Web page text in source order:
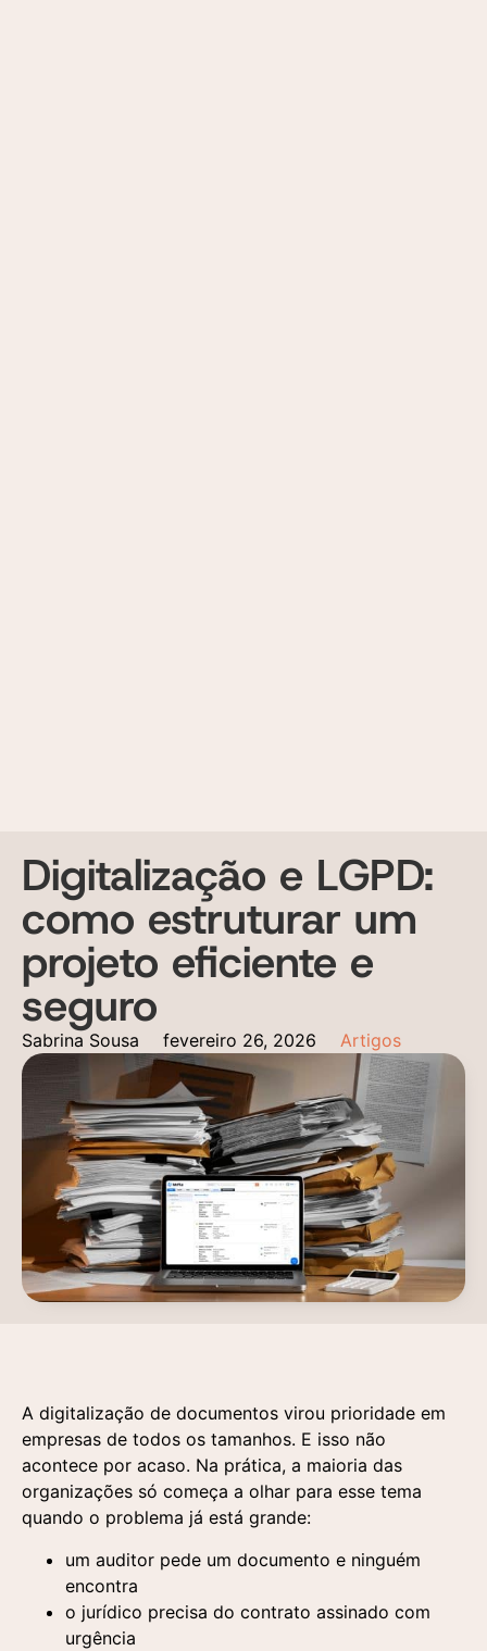
Digitalização e LGPD:
como estruturar um
projeto eficiente e
seguro
Sabrina Sousa fevereiro 26, 2026 Artigos
A digitalização de documentos virou prioridade em
empresas de todos os tamanhos. E isso não
acontece por acaso. Na prática, a maioria das
organizações só começa a olhar para esse tema
quando o problema já está grande:
um auditor pede um documento e ninguém
encontra
o jurídico precisa do contrato assinado com
urgência